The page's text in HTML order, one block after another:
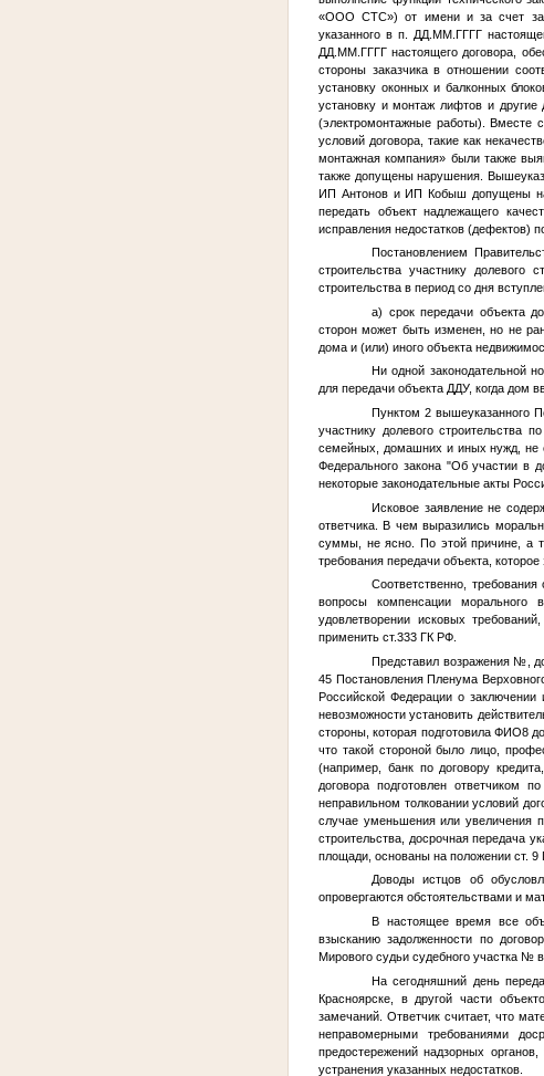
«ООО СТС») от имени и за счет
указанного в п. ДД.ММ.ГГГГ
ДД.ММ.ГГГГнастоящего договора,
стороны заказчика в отношении
установку оконных и балконных
установку и монтаж лифтов и
(электромонтажные работы). Вместе
условий договора, такие как
монтажная компания» были также
также допущены нарушения.
ИП Антонов и ИП Кобыш допущены
передать объект надлежащего
исправления недостатков (дефектов)
Постановлением
строительства участнику долевого
строительства в период со дня
а) срок передачи объекта
сторон может быть изменен, но не
дома и (или) иного объекта
Ни одной законодательной
для передачи объекта ДДУ, когда дом
Пунктом 2 вышеуказанного
участнику долевого строительства
семейных, домашних и иных нужд, не
Федерального закона "Об участии в
некоторые законодательные акты
Исковое заявление не
ответчика. В чем выразились
суммы, не ясно. По этой причине, а
требования передачи объекта,
Соответственно,
вопросы компенсации морального
удовлетворении исковых
применить ст.333 ГК РФ.
Представил возражения № ,
45 Постановления Пленума
Российской Федерации о
невозможности установить
стороны, которая подготовила ФИО8
что такой стороной было лицо,
(например, банк по договору
договора подготовлен ответчиком
неправильном толковании условий
случае уменьшения или увеличения
строительства, досрочная передача
площади, основаны на положении ст. 9
Доводы истцов об
опровергаются обстоятельствами и
B настоящее время все
взысканию задолженности по
Мирового судьи судебного участка №в
На сегодняшний день
Красноярске, в другой части
замечаний. Ответчик считает, что
неправомерными требованиями
предостережений надзорных
устранения указанных недостатков.